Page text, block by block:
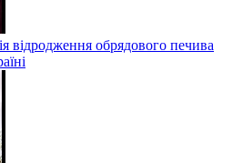
відродження обрядового печива